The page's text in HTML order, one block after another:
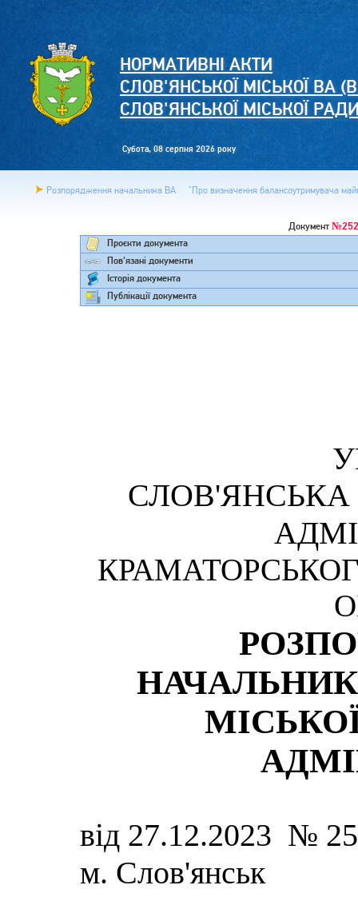
НОРМАТИВНІ АКТИ
СЛОВ'ЯНСЬКОЇ МІСЬКОЇ ВА
СЛОВ'ЯНСЬКОЇ МІСЬКОЇ
Субота, 08 серпня 2026 року
Розпорядження начальника ВА "Про визначення балансоутримувача
Документ
Проєкти документа
Пов'язані документи
Історія документа
Публікації документа
СЛОВ'ЯНСЬКА
від 27.12.2023 №
м. Слов'янськ